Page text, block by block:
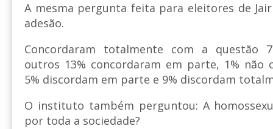
A mesma pergunta feita para eleitores de
adesão.
Concordaram totalmente com a questão
outros 13% concordaram em parte, 1% não
5% discordam em parte e 9% discordam
O instituto também perguntou: A
por toda a sociedade?